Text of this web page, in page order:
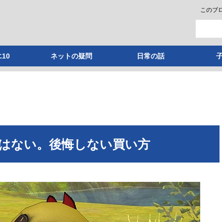
このブ
10 ネットの疑問 日常の話
ない。後悔しない買い方